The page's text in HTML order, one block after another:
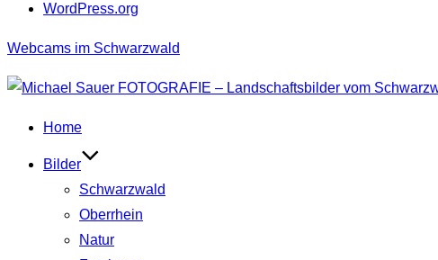
WordPress.org
Webcams im Schwarzwald
Zum
springen
Home
Bilder
Schwarzwald
Oberrhein
Natur